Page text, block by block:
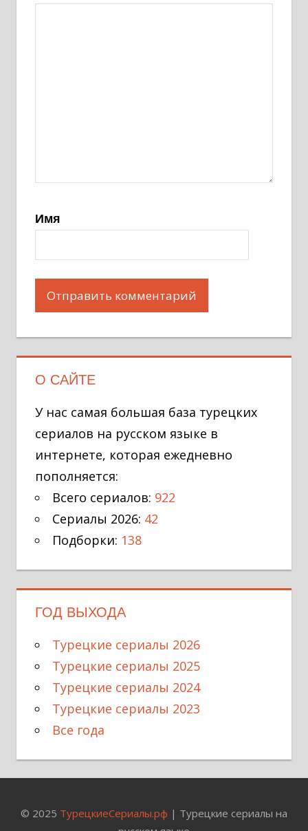
Имя
О САЙТЕ
У нас самая большая база турецких
сериалов на русском языке в
интернете, которая ежедневно
пополняется:
Всего сериалов: 922
Сериалы 2026: 42
Подборки: 138
ГОД ВЫХОДА
Турецкие сериалы 2026
Турецкие сериалы 2025
Турецкие сериалы 2024
Турецкие сериалы 2023
Все года
© 2025 ТурецкиеСериалы.рф | Турецкие сериалы на